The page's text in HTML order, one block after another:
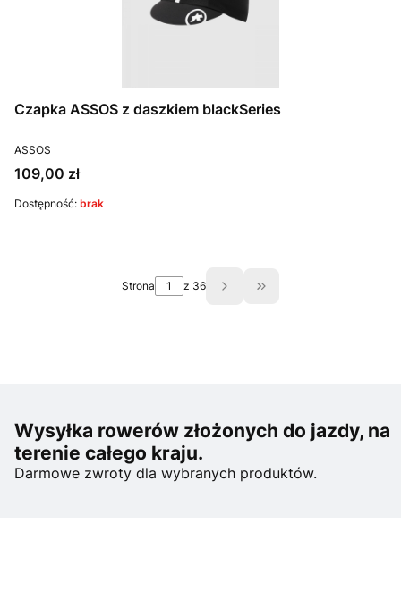
Czapka ASSOS z daszkiem blackSeries
PRODUCENT
ASSOS
Cena
109,00 zł
Dostępność: brak
Strona z 36 Przejdź do ostatniej
Wysyłka rowerów złożonych do jazdy, na
terenie całego kraju.
Darmowe zwroty dla wybranych produktów.